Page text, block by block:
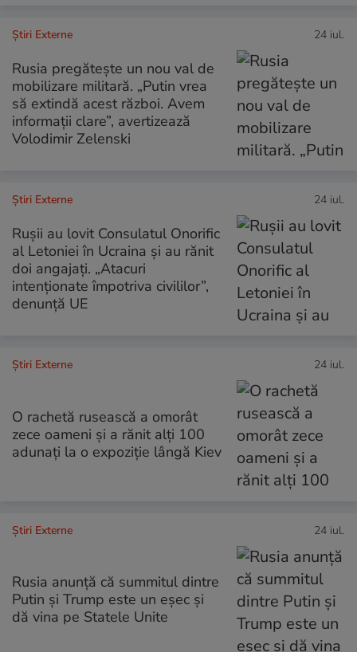
Știri Externe 24 iul.
Rusia pregătește un nou val de
mobilizare militară. „Putin vrea
să extindă acest război. Avem
informații clare”, avertizează
Volodimir Zelenski
Știri Externe 24 iul.
Rușii au lovit Consulatul Onorific
al Letoniei în Ucraina și au rănit
doi angajați. „Atacuri
intenționate împotriva civililor”,
denunță UE
Știri Externe 24 iul.
O rachetă rusească a omorât
zece oameni și a rănit alți 100
adunați la o expoziție lângă Kiev
Știri Externe 24 iul.
Rusia anunță că summitul dintre
Putin și Trump este un eșec și
dă vina pe Statele Unite